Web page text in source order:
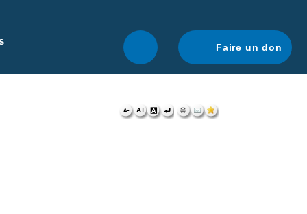
navigation optimale.
Faire un don